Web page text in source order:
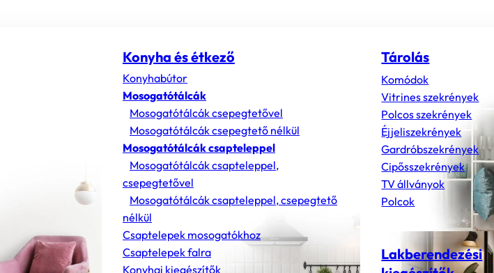
Konyha és étkező
Konyhabútor
Mosogatótálcák
Mosogatótálcák csepegtetővel
Mosogatótálcák csepegtető nélkül
Mosogatótálcák csapteleppel
Mosogatótálcák csapteleppel,
csepegtetővel
Mosogatótálcák csapteleppel, csepegtető
nélkül
Csaptelepek mosogatókhoz
Csaptelepek falra
Konyhai kiegészítők
Tárolás
Komódok
Vitrines szekrények
Polcos szekrények
Éjjeliszekrények
Gardróbszekrények
Cipősszekrények
TV állványok
Polcok
Lakberendezési